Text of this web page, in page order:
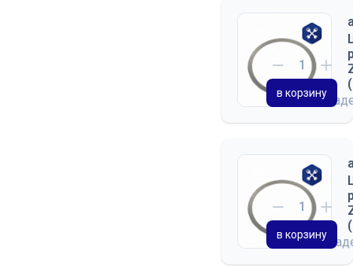
на
в корзину
на
в корзину